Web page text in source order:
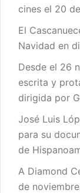
cines el 20
El
Navidad en
Desde el 26
escrita y
dirigida por
José Luis
para su
de
A Diamond
de